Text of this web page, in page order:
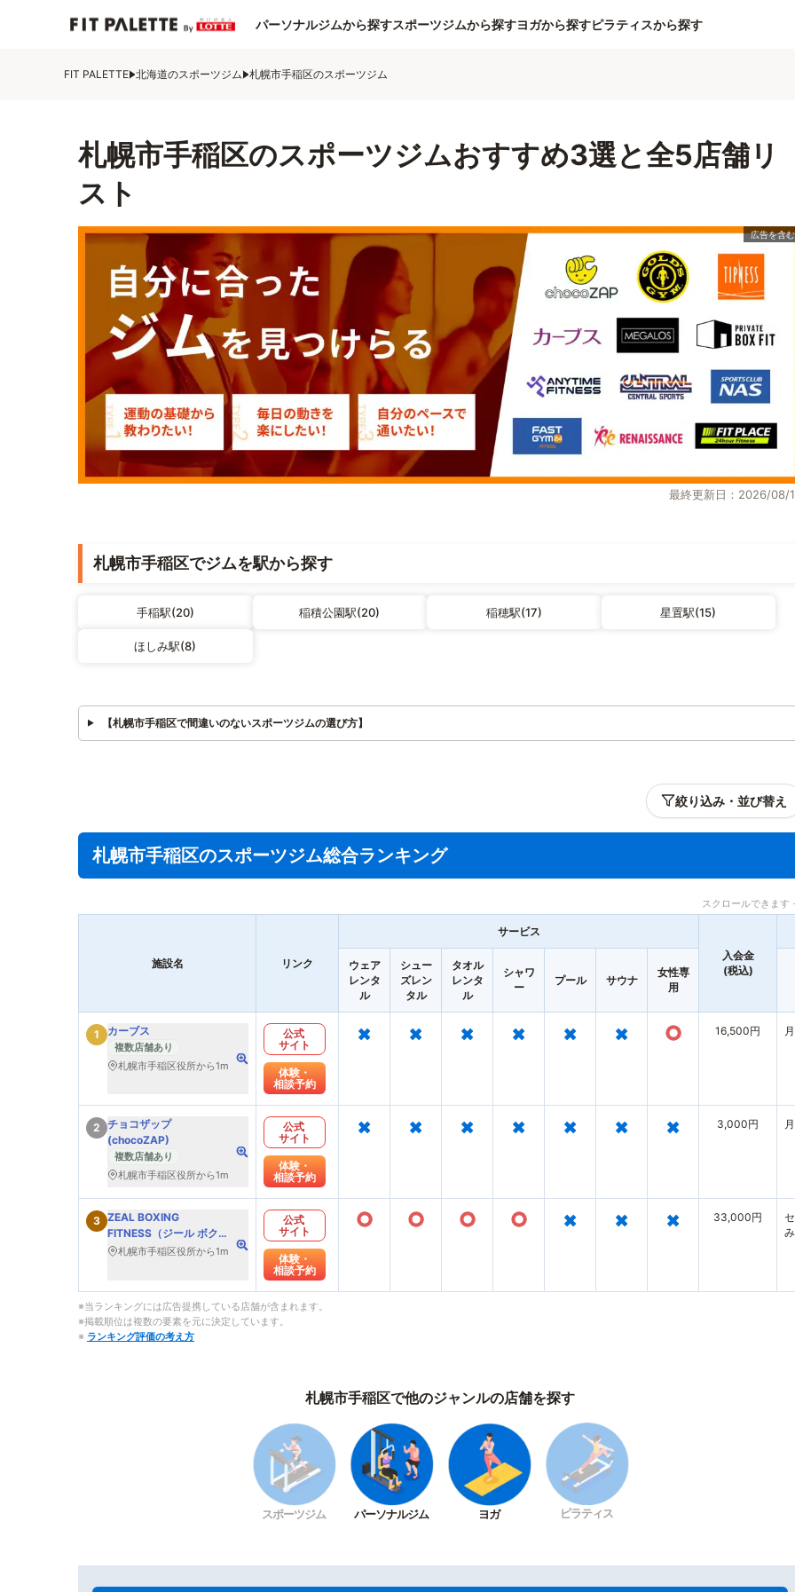
パーソナルジムから探すスポーツジムから探すヨガから探すピラティスから探す
FIT PALETTE 北海道のスポーツジム 札幌市手稲区のスポーツジム
札幌市手稲区のスポーツジムおすすめ3選と全5店舗リ
スト
最終更新日：2026/08/
札幌市手稲区でジムを駅から探す
手稲駅(20) 稲積公園駅(20) 稲穂駅(17) 星置駅(15)
ほしみ駅(8)
【札幌市手稲区で間違いのないスポーツジムの選び方】
絞り込み・並び替え
札幌市手稲区のスポーツジム総合ランキング
スクロールできます
施設名 リンク
サービス
入会金
(税込)
ウェア
レンタ
ル
シュー
ズレン
タル
タオル
レンタ
ル
シャワ
ー
プール サウナ
女性専
用
1 カーブス
複数店舗あり
札幌市手稲区役所から1m
公式
サイト
体験・
相談予約
× × × × × × ○ 16,500円
2 チョコザップ
(chocoZAP)
複数店舗あり
札幌市手稲区役所から1m
公式
サイト
体験・
相談予約
× × × × × × × 3,000円
3 ZEAL BOXING
FITNESS（ジール ボクシ
ング フィットネス）
札幌市手稲区役所から1m
公式
サイト
体験・
相談予約
○ ○ ○ ○ × × × 33,000円
※当ランキングには広告提携している店舗が含まれます。
※掲載順位は複数の要素を元に決定しています。
※ ランキング評価の考え方
札幌市手稲区で他のジャンルの店舗を探す
スポーツジム パーソナルジム ヨガ ピラティス